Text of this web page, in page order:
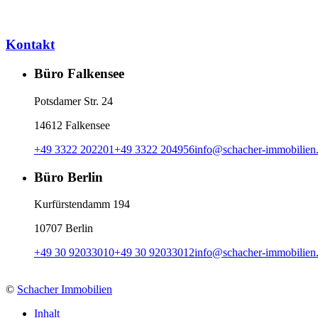
Kontakt
Büro Falkensee
Potsdamer Str. 24
14612 Falkensee
+49 3322 202201+49 3322 204956info@schacher-
Büro Berlin
Kurfürstendamm 194
10707 Berlin
+49 30 92033010+49 30 92033012info@schacher-
© Schacher Immobilien
Inhalt